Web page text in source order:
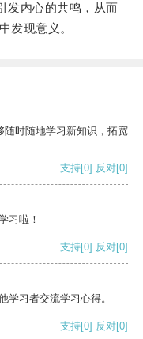
内心的共鸣，从而
发现意义。
随时随地学习新知识，拓宽
支持[0] 反对[0]
习啦！
支持[0] 反对[0]
学习者交流学习心得。
支持[0] 反对[0]